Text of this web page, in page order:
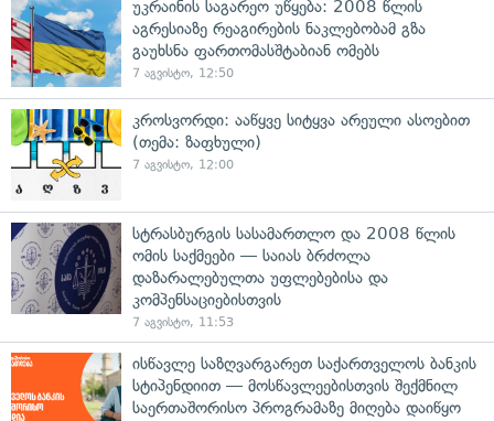
უკრაინის საგარეო უწყება: 2008 წლის
აგრესიაზე რეაგირების ნაკლებობამ გზა
გაუხსნა ფართომასშტაბიან ომებს
7 აგვისტო, 12:50
კროსვორდი: ააწყვე სიტყვა არეული ასოებით
(თემა: ზაფხული)
7 აგვისტო, 12:00
სტრასბურგის სასამართლო და 2008 წლის
ომის საქმეები — საიას ბრძოლა
დაზარალებულთა უფლებებისა და
კომპენსაციებისთვის
7 აგვისტო, 11:53
ისწავლე საზღვარგარეთ საქართველოს ბანკის
სტიპენდიით — მოსწავლეებისთვის შექმნილ
საერთაშორისო პროგრამაზე მიღება დაიწყო